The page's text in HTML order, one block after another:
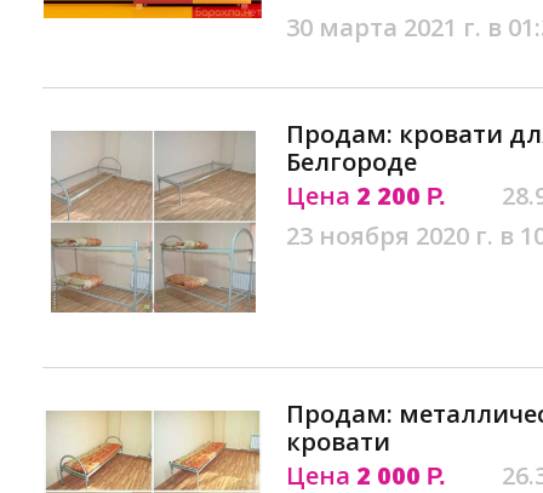
30 марта 2021 г. в
Продам: кровати
Белгороде
Цена 2 200 Р.
23 ноября 2020 г. в
Продам:
кровати
Цена 2 000 Р.